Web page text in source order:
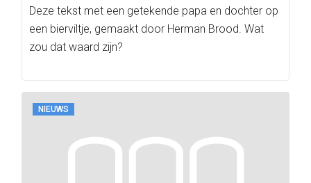
Deze tekst met een getekende papa en dochter op
een bierviltje, gemaakt door Herman Brood. Wat
zou dat waard zijn?
NIEUWS